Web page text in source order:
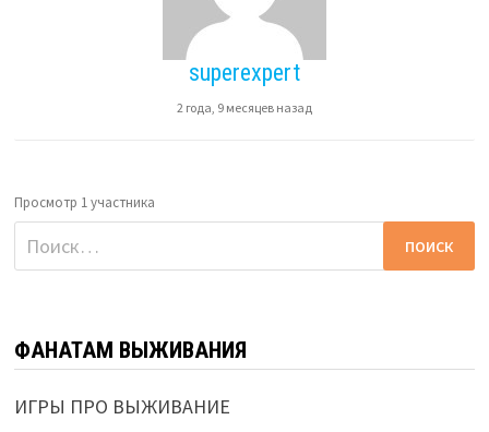
superexpert
2 года, 9 месяцев назад
Просмотр 1 участника
Найти:
ФАНАТАМ ВЫЖИВАНИЯ
ИГРЫ ПРО ВЫЖИВАНИЕ